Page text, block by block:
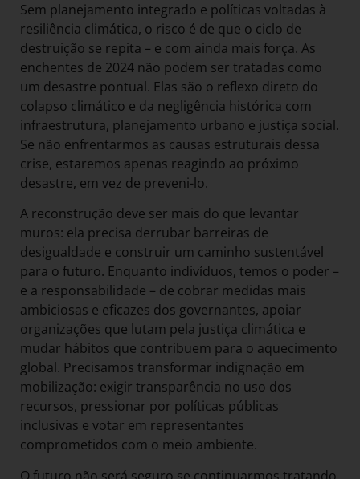
Sem planejamento integrado e políticas voltadas à
resiliência climática, o risco é de que o ciclo de
destruição se repita – e com ainda mais força. As
enchentes de 2024 não podem ser tratadas como
um desastre pontual. Elas são o reflexo direto do
colapso climático e da negligência histórica com
infraestrutura, planejamento urbano e justiça social.
Se não enfrentarmos as causas estruturais dessa
crise, estaremos apenas reagindo ao próximo
desastre, em vez de preveni-lo.
A reconstrução deve ser mais do que levantar
muros: ela precisa derrubar barreiras de
desigualdade e construir um caminho sustentável
para o futuro. Enquanto indivíduos, temos o poder –
e a responsabilidade – de cobrar medidas mais
ambiciosas e eficazes dos governantes, apoiar
organizações que lutam pela justiça climática e
mudar hábitos que contribuem para o aquecimento
global. Precisamos transformar indignação em
mobilização: exigir transparência no uso dos
recursos, pressionar por políticas públicas
inclusivas e votar em representantes
comprometidos com o meio ambiente.